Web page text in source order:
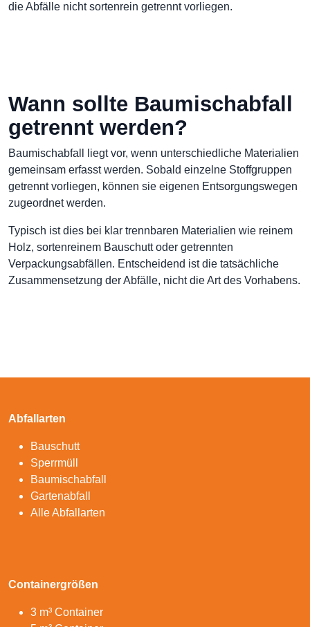
die Abfälle nicht sortenrein getrennt vorliegen.
Wann sollte Baumischabfall
getrennt werden?
Baumischabfall liegt vor, wenn unterschiedliche Materialien
gemeinsam erfasst werden. Sobald einzelne Stoffgruppen
getrennt vorliegen, können sie eigenen Entsorgungswegen
zugeordnet werden.
Typisch ist dies bei klar trennbaren Materialien wie reinem
Holz, sortenreinem Bauschutt oder getrennten
Verpackungsabfällen. Entscheidend ist die tatsächliche
Zusammensetzung der Abfälle, nicht die Art des Vorhabens.
Abfallarten
Bauschutt
Sperrmüll
Baumischabfall
Gartenabfall
Alle Abfallarten
Containergrößen
3 m³ Container